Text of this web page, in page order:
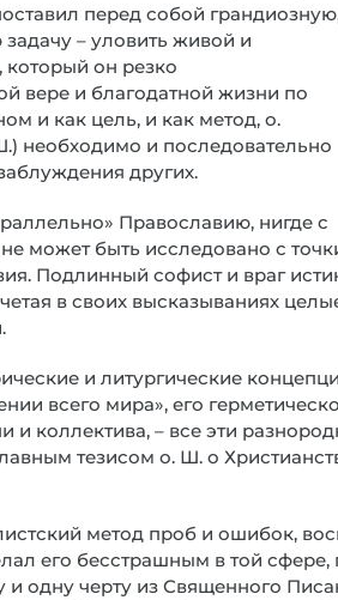
перед собой
– уловить живой и
который он резко
вере и благодатной жизни по
и как цель, и как метод, о.
необходимо и последовательно
других.
Православию, нигде с
может быть исследовано с
Подлинный софист и враг
в своих высказываниях
и литургические
всего мира», его
и коллектива, – все эти
тезисом о. Ш. о
метод проб и ошибок,
его бесстрашным в той
и одну черту из Священного